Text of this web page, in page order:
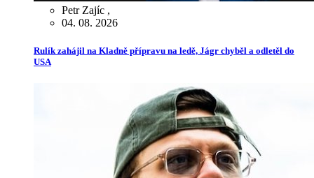
Petr Zajíc ,
04. 08. 2026
Rulík zahájil na Kladně přípravu na ledě, Jágr chyběl a odletěl do
USA